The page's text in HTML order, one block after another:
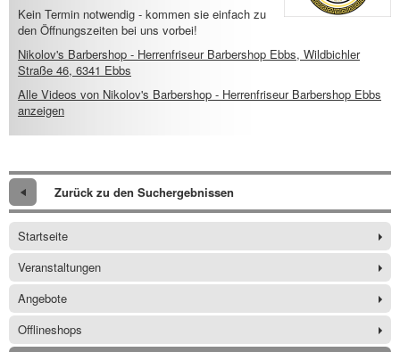
Kein Termin notwendig - kommen sie einfach zu
den Öffnungszeiten bei uns vorbei!
Nikolov's Barbershop - Herrenfriseur Barbershop Ebbs, Wildbichler
Straße 46, 6341 Ebbs
Alle Videos von Nikolov's Barbershop - Herrenfriseur Barbershop Ebbs
anzeigen
Zurück zu den Suchergebnissen
Startseite
Veranstaltungen
Angebote
Offlineshops